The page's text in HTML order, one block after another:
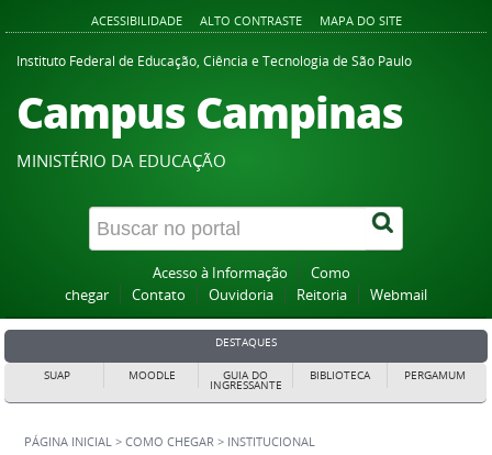
ACESSIBILIDADE ALTO CONTRASTE MAPA DO SITE
Instituto Federal de Educação, Ciência e Tecnologia de São Paulo
Campus Campinas
MINISTÉRIO DA EDUCAÇÃO
Acesso à Informação
Como
chegar
Contato Ouvidoria Reitoria Webmail
DESTAQUES
SUAP MOODLE GUIA DO
INGRESSANTE
BIBLIOTECA PERGAMUM
PÁGINA INICIAL > COMO CHEGAR > INSTITUCIONAL